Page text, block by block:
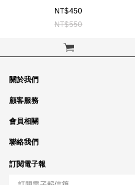
立即購買
NT$450
NT$550
關於我們
品牌故事
銷售據點
隱私政策
顧客服務
訂單問題
付款問題
配送問題
會員相關
會員制度
紅利制度
聯絡我們
合作相關
工作職缺
訂閱電子報